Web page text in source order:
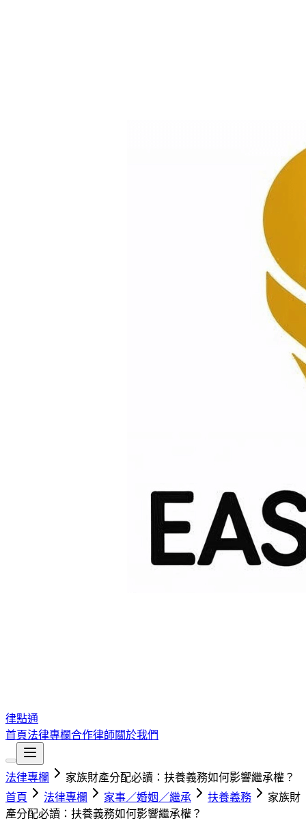
律點通
首頁法律專欄合作律師關於我們
法律專欄
家族財產分配必讀：扶養義務如何影響繼承權？
首頁
法律專欄 家事／婚姻／繼承 扶養義務
家族財
產分配必讀：扶養義務如何影響繼承權？